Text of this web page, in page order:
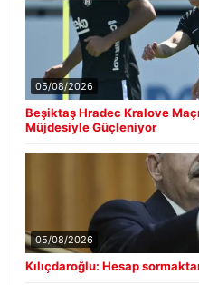
05/08/2026
Beşiktaş Hradec Kralove
Müjdesiyle Güçleniyor
05/08/2026
Kılıçdaroğlu: Hesap